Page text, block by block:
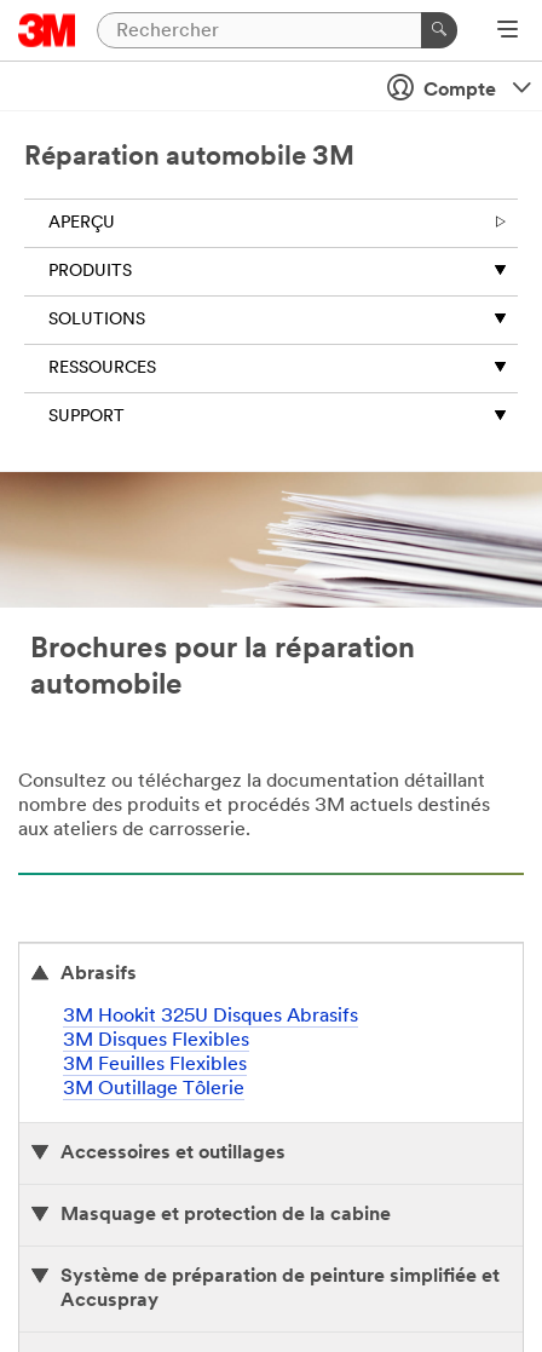
Compte
Réparation automobile 3M
APERÇU
PRODUITS
SOLUTIONS
RESSOURCES
SUPPORT
Brochures pour la réparation
automobile
Consultez ou téléchargez la documentation détaillant
nombre des produits et procédés 3M actuels destinés
aux ateliers de carrosserie.
Abrasifs
3M Hookit 325U Disques Abrasifs
3M Disques Flexibles
3M Feuilles Flexibles
3M Outillage Tôlerie
Accessoires et outillages
Masquage et protection de la cabine
Système de préparation de peinture simplifiée et
Accuspray